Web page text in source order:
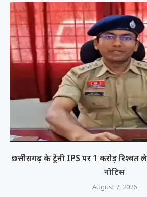
छत्तीसगढ़ के ट्रेनी IPS पर 1 करोड़
नोटिस
August 7, 2026